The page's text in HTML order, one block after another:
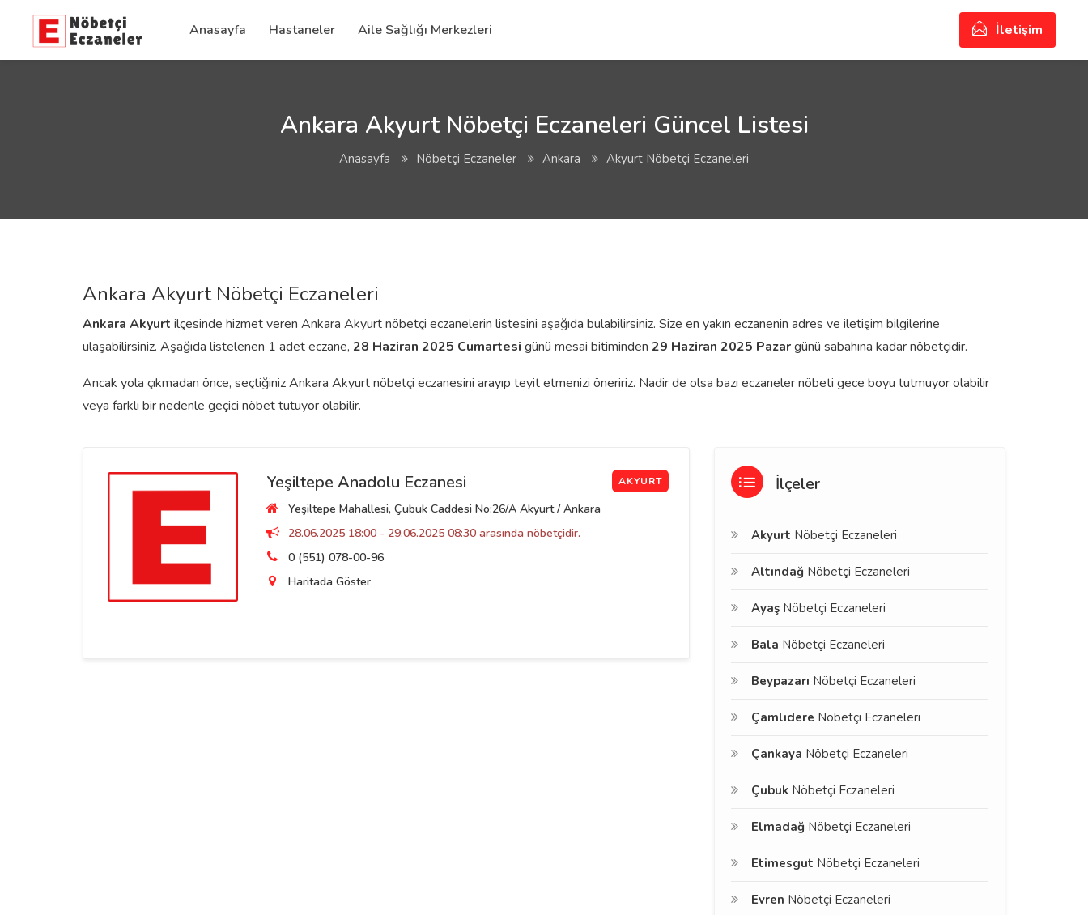
Anasayfa Hastaneler Aile Sağlığı Merkezleri İletişim
Ankara Akyurt Nöbetçi Eczaneleri Güncel Listesi
Anasayfa Nöbetçi Eczaneler Ankara Akyurt Nöbetçi Eczaneleri
Ankara Akyurt Nöbetçi Eczaneleri
Ankara Akyurt ilçesinde hizmet veren Ankara Akyurt nöbetçi eczanelerin listesini aşağıda bulabilirsiniz. Size en yakın eczanenin adres ve iletişim bilgilerine
ulaşabilirsiniz. Aşağıda listelenen 1 adet eczane, 28 Haziran 2025 Cumartesi günü mesai bitiminden 29 Haziran 2025 Pazargünü sabahına kadar nöbetçidir.
Ancak yola çıkmadan önce, seçtiğiniz Ankara Akyurt nöbetçi eczanesini arayıp teyit etmenizi öneririz. Nadir de olsa bazı eczaneler nöbeti gece boyu tutmuyor olabilir
veya farklı bir nedenle geçici nöbet tutuyor olabilir.
Yeşiltepe Anadolu Eczanesi AKYURT
Yeşiltepe Mahallesi, Çubuk Caddesi No:26/A Akyurt / Ankara
28.06.2025 18:00 - 29.06.2025 08:30 arasında nöbetçidir.
0 (551) 078-00-96
Haritada Göster
İlçeler
Akyurt Nöbetçi Eczaneleri
Altındağ Nöbetçi Eczaneleri
Ayaş Nöbetçi Eczaneleri
Bala Nöbetçi Eczaneleri
Beypazarı Nöbetçi Eczaneleri
Çamlıdere Nöbetçi Eczaneleri
Çankaya Nöbetçi Eczaneleri
Çubuk Nöbetçi Eczaneleri
Elmadağ Nöbetçi Eczaneleri
Etimesgut Nöbetçi Eczaneleri
Evren Nöbetçi Eczaneleri